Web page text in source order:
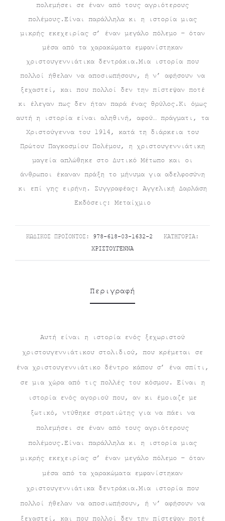
πολεμήσει σε έναν από τους αγριότερους
πολέμους.Είναι παράλληλα κι η ιστορία μιας
μικρής εκεχειρίας σ’ έναν μεγάλο πόλεμο – όταν
μέσα από τα χαρακώματα εμφανίστηκαν
χριστουγεννιάτικα δεντράκια.Μια ιστορία που
πολλοί ήθελαν να αποσιωπήσουν, ή ν’ αφήσουν να
ξεχαστεί, και που πολλοί δεν την πίστεψαν ποτέ
κι έλεγαν πως δεν ήταν παρά ένας θρύλος.Κι όμως
αυτή η ιστορία είναι αληθινή, αφού… πράγματι, τα
Χριστούγεννα του 1914, κατά τη διάρκεια του
Πρώτου Παγκοσμίου Πολέμου, η χριστουγεννιάτικη
μαγεία απλώθηκε στο Δυτικό Μέτωπο και οι
άνθρωποι έκαναν πράξη το μήνυμα για αδελφοσύνη
κι επί γης ειρήνη. Συγγραφέας: Αγγελική Δαρλάση
Εκδόσεις: Μεταίχμιο
ΚΩΔΙΚΌΣ ΠΡΟΪΌΝΤΟΣ: 978-618-03-1632-2
ΚΑΤΗΓΟΡΊΑ:
ΧΡΙΣΤΟΎΓΕΝΝΑ
Περιγραφή
Αυτή είναι η ιστορία ενός ξεχωριστού
χριστουγεννιάτικου στολιδιού, που κρέμεται σε
ένα χριστουγεννιάτικο δέντρο κάπου σ’ ένα σπίτι,
σε μια χώρα από τις πολλές του κόσμου. Είναι η
ιστορία ενός αγοριού που, αν κι έμοιαζε με
ξωτικό, ντύθηκε στρατιώτης για να πάει να
πολεμήσει σε έναν από τους αγριότερους
πολέμους.Είναι παράλληλα κι η ιστορία μιας
μικρής εκεχειρίας σ’ έναν μεγάλο πόλεμο – όταν
μέσα από τα χαρακώματα εμφανίστηκαν
χριστουγεννιάτικα δεντράκια.Μια ιστορία που
πολλοί ήθελαν να αποσιωπήσουν, ή ν’ αφήσουν να
ξεχαστεί, και που πολλοί δεν την πίστεψαν ποτέ